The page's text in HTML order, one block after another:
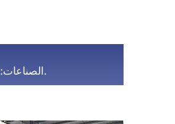
الصناعات:تصنيع الآلات، ومعالجة القوالب، وقطع غيار السيارات، وورش الصيانة.